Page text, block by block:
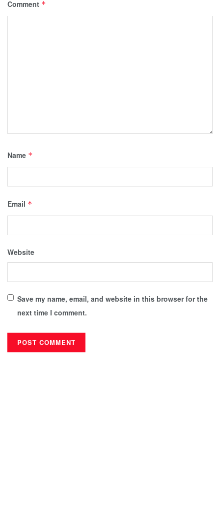
Comment *
Name *
Email *
Website
Save my name, email, and website in this browser for the
next time I comment.